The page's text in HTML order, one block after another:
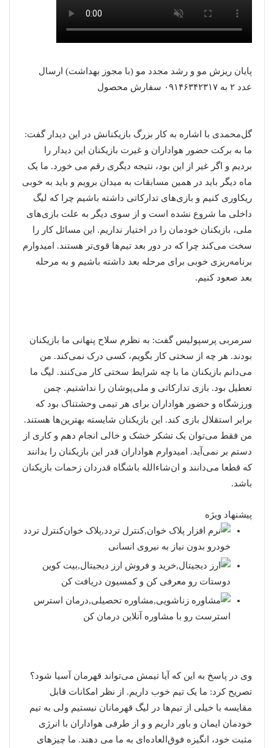
پایان ریزش مو و رشد مجدد مو (با مجوز بهداشت) ارسال
عدد ۲ به ۰۹۱۴۶۳۴۲۳۱۷ سفارش محصول
گل‌محمدی با اشاره به کار بزرگ بازیکنانش در این دیدار گفت:
ما به برکت حضور هواداران و غیرت بازیکنان این دیدار را
بردیم و اگر غیر از این بود، نتیجه دیگری رقم می خورد. ما یک
ماه دیگر باید در همین مسابقات به میدان برویم و باید به خوبی
ریکاوری کنیم و بازی‌های تدارکاتی داشته باشیم چرا که لیگ
داخلی ما شروع نشده است و از سوی دیگر به علت بازی‌های
ملی، بازیکنان خودمان را در اختیار نداریم. این مسائل کار را
سخت می‌کند چرا که در دور بعد تیم‌ها قوی‌تر هستند. امیدوارم
برنامه‌ریزی خوبی برای مرحله بعد داشته باشیم و به مرحله
بعد صعود کنیم.
سرمربی پرسپولیس گفت: به نظرم سلاح پنهانی ما بازیکنان
بودند. هر چه از سختی کار بگویم، کسی درک نمی‌کند. من
می‌دانم بازیکنان ما با چه شرایط سختی کار می‌کنند. لیگ ما
تعطیل بود. بازی تدارکاتی و ملی‌پوشان را نداشتیم. چمن
ورزشگاه و حضور هواداران برای هر تیمی وحشتناک بود که
برابر استقلال بازی کند. این بازیکنان شایسته بهترین‌ها هستند.
من فقط می‌توان یک تشکر خشک و خالی انجام دهم و کاری از
دستم بر نمی‌آید. امیدوارم هواداران قدر این بازیکنان را بدانند
که قطعا می‌دانند و ان‌شاء‌الله باشگاه قدردان زحمات بازیکنان
باشد.
پیشنهاد ویژه
کنترل تردد
خودرو بدون نیاز به نیروی انسانی
دوستات رو معرفی کن و کمسیون دریافت کن
استرست رو با مشاوره آنلاین درمان کن
وی در پاسخ به این که آیا تیمش می‌تواند قهرمان آسیا شود؟
تصریح کرد: ما یک تیم خوب داریم. از نظر امکانات قابل
مقایسه با خیلی از تیم‌ها در لیگ قهرمانان نیستیم ولی به تیم
خودمان ایمان و باور داریم و و از طرفی هواداران با انرژی
مثبت خود، انگیزه فوق‌العاده‌ای به ما می دهند. ما چیزهای